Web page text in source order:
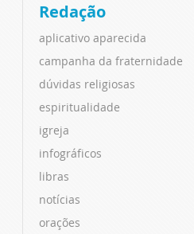
Redação
aplicativo aparecida
campanha da fraternidade
dúvidas religiosas
espiritualidade
igreja
infográficos
libras
notícias
orações